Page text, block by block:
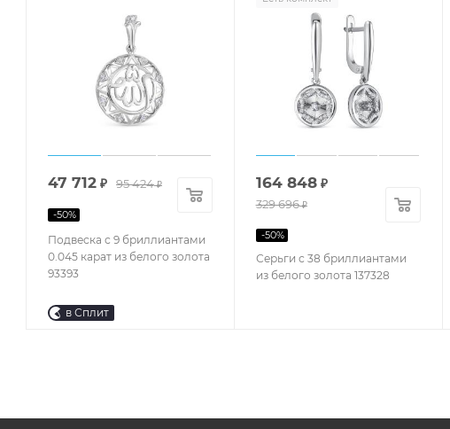
Подвеска с 9 бриллиантами
0.045 карат из белого золота
93393
47 712 ₽ 95 424₽
-50%
в Сплит
Серьги с 38 бриллиантами
из белого золота 137328
164 848₽
329 696₽
-50%